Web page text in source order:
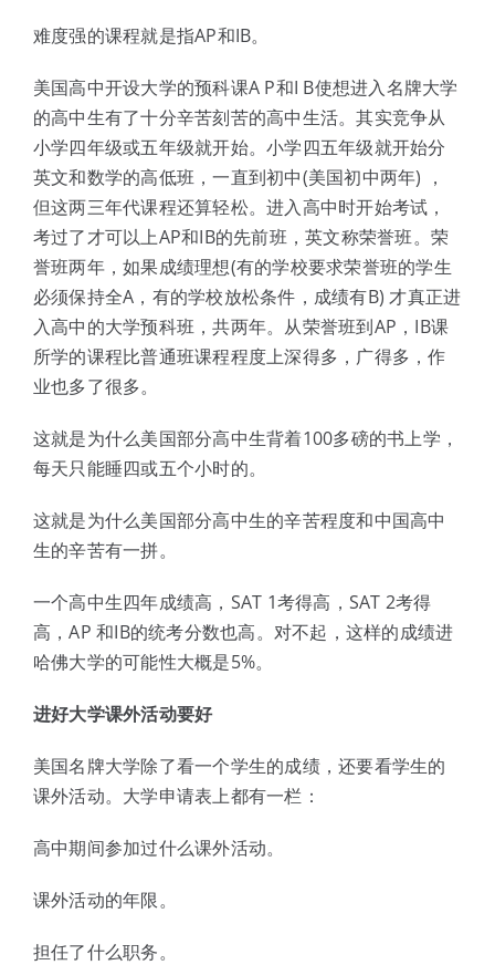
难度强的课程就是指AP和IB。
美国高中开设大学的预科课A P和I B使想进入名牌大学
的高中生有了十分辛苦刻苦的高中生活。其实竞争从
小学四年级或五年级就开始。小学四五年级就开始分
英文和数学的高低班，一直到初中(美国初中两年) ，
但这两三年代课程还算轻松。进入高中时开始考试，
考过了才可以上AP和IB的先前班，英文称荣誉班。荣
誉班两年，如果成绩理想(有的学校要求荣誉班的学生
必须保持全A，有的学校放松条件，成绩有B) 才真正进
入高中的大学预科班，共两年。从荣誉班到AP，IB课
所学的课程比普通班课程程度上深得多，广得多，作
业也多了很多。
这就是为什么美国部分高中生背着100多磅的书上学，
每天只能睡四或五个小时的。
这就是为什么美国部分高中生的辛苦程度和中国高中
生的辛苦有一拼。
一个高中生四年成绩高，SAT 1考得高，SAT 2考得
高，AP 和IB的统考分数也高。对不起，这样的成绩进
哈佛大学的可能性大概是5%。
进好大学课外活动要好
美国名牌大学除了看一个学生的成绩，还要看学生的
课外活动。大学申请表上都有一栏：
高中期间参加过什么课外活动。
课外活动的年限。
担任了什么职务。